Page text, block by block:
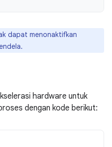
dapat menonaktifkan
hardware untuk
dengan kode berikut: